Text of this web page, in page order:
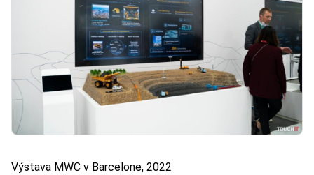
Výstava MWC v Barcelone, 2022